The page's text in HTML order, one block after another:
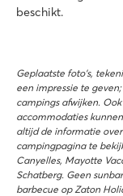
beschikt.
Geplaatste foto’s,
een impressie te
campings afwijken.
accommodaties
altijd de informatie
campingpagina te
Canyelles, Mayotte
Schatberg. Geen
barbecue op Zaton